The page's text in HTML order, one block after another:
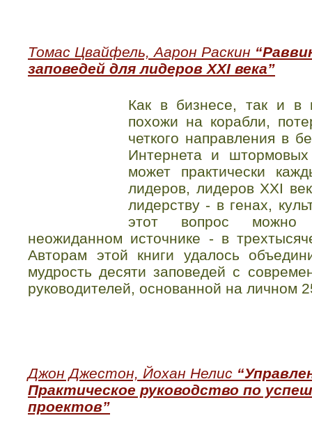
Томас Цвайфель, Аарон Раскин
заповедей для лидеров XXI века”
Как в бизнесе, так и в
похожи на корабли,
четкого направления в
Интернета и штормовых
может практически
лидеров, лидеров XXI
лидерству - в генах,
этот вопрос можно
неожиданном источнике - в
Авторам этой книги удалось
мудрость десяти заповедей с
руководителей, основанной на личном
Джон Джестон, Йохан Нелис
Практическое руководство по
проектов”